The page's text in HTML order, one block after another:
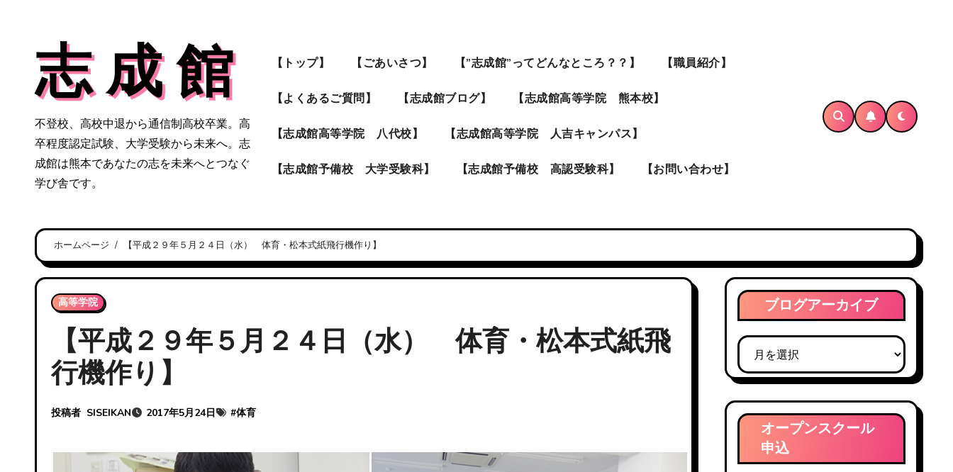
志 成 館
不登校、高校中退から通信制高校卒業。高
卒程度認定試験、大学受験から未来へ。志
成館は熊本であなたの志を未来へとつなぐ
学び舎です。
【トップ】 【ごあいさつ】 【”志成館”ってどんなところ？？】 【職員紹介】
【よくあるご質問】 【志成館ブログ】 【志成館高等学院 熊本校】
【志成館高等学院 八代校】 【志成館高等学院 人吉キャンパス】
【志成館予備校 大学受験科】 【志成館予備校 高認受験科】 【お問い合わせ】
ホームページ 【平成２９年５月２４日（水） 体育・松本式紙飛行機作り】
高等学院
【平成２９年５月２４日（水） 体育・松本式紙飛
行機作り】
投稿者 SISEIKAN 2017年5月24日 #体育
ブログアーカイブ
ブ
ロ
グ
ア
ー
イ
オープンスクール
申込